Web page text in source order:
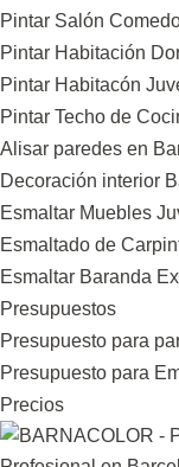
Pintar Salón
Pintar Habitación
Pintar Habitacón
Pintar Techo de
Alisar paredes en
Decoración interior
Esmaltar Muebles
Esmaltado de
Esmaltar Baranda
Presupuestos
Presupuesto para
Presupuesto para
Precios